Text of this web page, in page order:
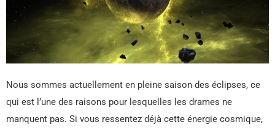
Nous sommes actuellement en pleine saison des éclipses, ce
qui est l’une des raisons pour lesquelles les drames ne
manquent pas. Si vous ressentez déjà cette énergie cosmique,